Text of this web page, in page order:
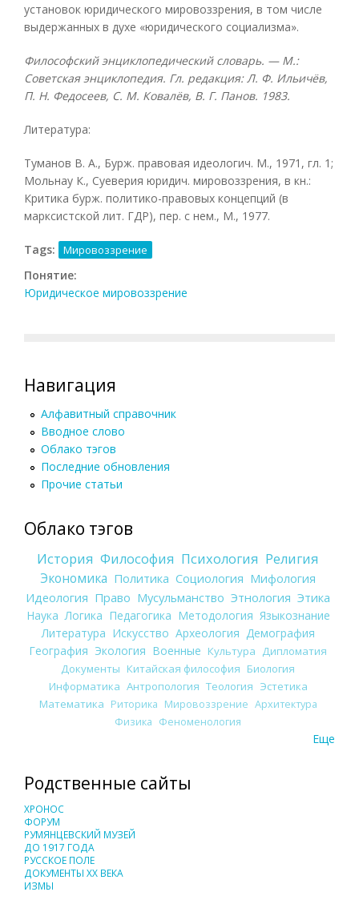
установок юридического мировоззрения, в том числе
выдержанных в духе «юридического социализма».
Философский энциклопедический словарь. — М.:
Советская энциклопедия. Гл. редакция: Л. Ф. Ильичёв,
П. Н. Федосеев, С. М. Ковалёв, В. Г. Панов. 1983.
Литература:
Туманов В. А., Бурж. правовая идеологич. М., 1971, гл. 1;
Мольнау К., Суеверия юридич. мировоззрения, в кн.:
Критика бурж. политико-правовых концепций (в
марксистской лит. ГДР), пер. с нем., М., 1977.
Tags: Мировоззрение
Понятие:
Юридическое мировоззрение
Навигация
Алфавитный справочник
Вводное слово
Облако тэгов
Последние обновления
Прочие статьи
Облако тэгов
История Философия Психология Религия
Экономика Политика Социология Мифология
Идеология Право Мусульманство Этнология Этика
Наука Логика Педагогика Методология Языкознание
Литература Искусство Археология Демография
География Экология Военные Культура
Дипломатия
Документы Китайская философия Биология
Информатика Антропология Теология Эстетика
Математика Риторика Мировоззрение Архитектура
Физика Феноменология
Еще
Родственные сайты
ХРОНОС
ФОРУМ
РУМЯНЦЕВСКИЙ МУЗЕЙ
ДО 1917 ГОДА
РУССКОЕ ПОЛЕ
ДОКУМЕНТЫ XX ВЕКА
ИЗМЫ